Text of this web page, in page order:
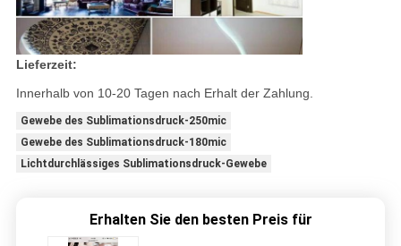
Lieferzeit:
Innerhalb von 10-20 Tagen nach Erhalt der Zahlung.
Gewebe des Sublimationsdruck-250mic
Gewebe des Sublimationsdruck-180mic
Lichtdurchlässiges Sublimationsdruck-Gewebe
Erhalten Sie den besten Preis für